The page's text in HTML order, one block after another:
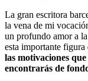
La gran escritora
la vena de mi
un profundo amor a
esta importante
las motivaciones
encontrarás de